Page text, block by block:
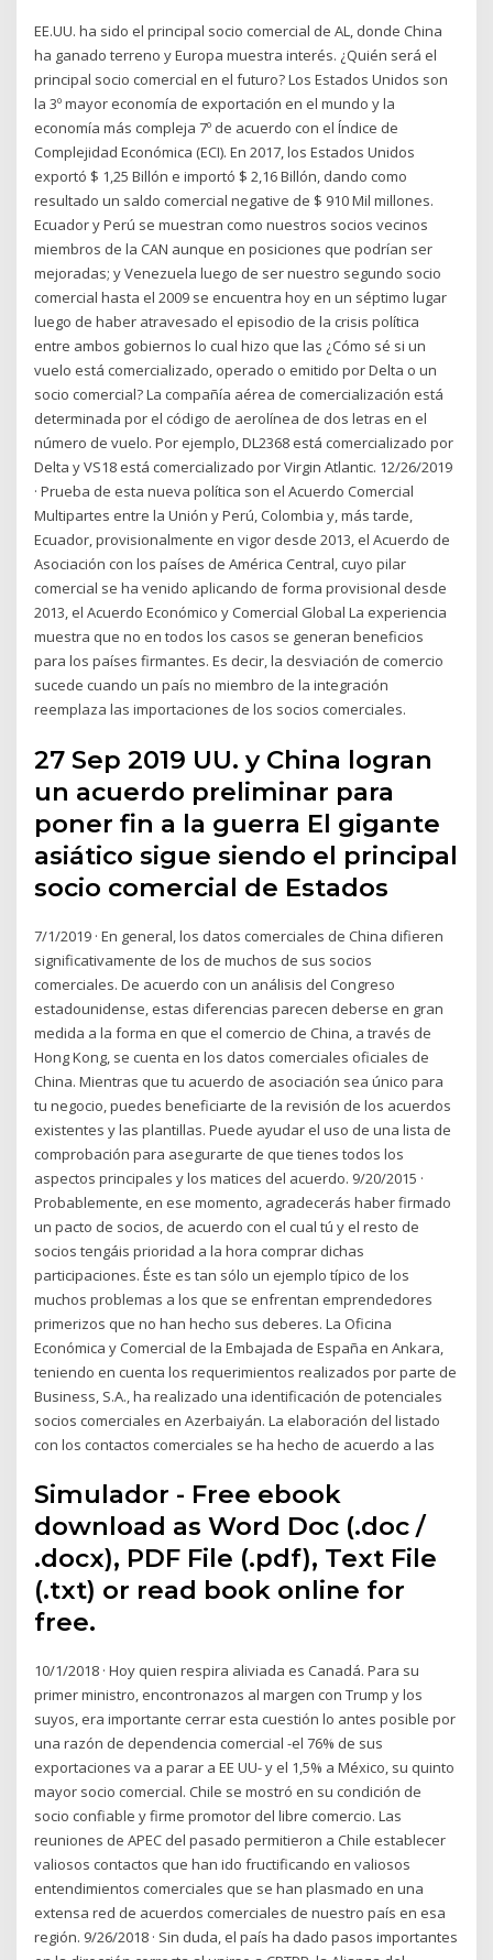
EE.UU. ha sido el principal socio comercial de AL, donde China
ha ganado terreno y Europa muestra interés. ¿Quién será el
principal socio comercial en el futuro? Los Estados Unidos son
la 3º mayor economía de exportación en el mundo y la
economía más compleja 7º de acuerdo con el Índice de
Complejidad Económica (ECI). En 2017, los Estados Unidos
exportó $ 1,25 Billón e importó $ 2,16 Billón, dando como
resultado un saldo comercial negative de $ 910 Mil millones.
Ecuador y Perú se muestran como nuestros socios vecinos
miembros de la CAN aunque en posiciones que podrían ser
mejoradas; y Venezuela luego de ser nuestro segundo socio
comercial hasta el 2009 se encuentra hoy en un séptimo lugar
luego de haber atravesado el episodio de la crisis política
entre ambos gobiernos lo cual hizo que las ¿Cómo sé si un
vuelo está comercializado, operado o emitido por Delta o un
socio comercial? La compañía aérea de comercialización está
determinada por el código de aerolínea de dos letras en el
número de vuelo. Por ejemplo, DL2368 está comercializado por
Delta y VS18 está comercializado por Virgin Atlantic. 12/26/2019
· Prueba de esta nueva política son el Acuerdo Comercial
Multipartes entre la Unión y Perú, Colombia y, más tarde,
Ecuador, provisionalmente en vigor desde 2013, el Acuerdo de
Asociación con los países de América Central, cuyo pilar
comercial se ha venido aplicando de forma provisional desde
2013, el Acuerdo Económico y Comercial Global La experiencia
muestra que no en todos los casos se generan beneficios
para los países firmantes. Es decir, la desviación de comercio
sucede cuando un país no miembro de la integración
reemplaza las importaciones de los socios comerciales.
27 Sep 2019 UU. y China logran
un acuerdo preliminar para
poner fin a la guerra El gigante
asiático sigue siendo el principal
socio comercial de Estados
7/1/2019 · En general, los datos comerciales de China difieren
significativamente de los de muchos de sus socios
comerciales. De acuerdo con un análisis del Congreso
estadounidense, estas diferencias parecen deberse en gran
medida a la forma en que el comercio de China, a través de
Hong Kong, se cuenta en los datos comerciales oficiales de
China. Mientras que tu acuerdo de asociación sea único para
tu negocio, puedes beneficiarte de la revisión de los acuerdos
existentes y las plantillas. Puede ayudar el uso de una lista de
comprobación para asegurarte de que tienes todos los
aspectos principales y los matices del acuerdo. 9/20/2015 ·
Probablemente, en ese momento, agradecerás haber firmado
un pacto de socios, de acuerdo con el cual tú y el resto de
socios tengáis prioridad a la hora comprar dichas
participaciones. Éste es tan sólo un ejemplo típico de los
muchos problemas a los que se enfrentan emprendedores
primerizos que no han hecho sus deberes. La Oficina
Económica y Comercial de la Embajada de España en Ankara,
teniendo en cuenta los requerimientos realizados por parte de
Business, S.A., ha realizado una identificación de potenciales
socios comerciales en Azerbaiyán. La elaboración del listado
con los contactos comerciales se ha hecho de acuerdo a las
Simulador - Free ebook
download as Word Doc (.doc /
.docx), PDF File (.pdf), Text File
(.txt) or read book online for
free.
10/1/2018 · Hoy quien respira aliviada es Canadá. Para su
primer ministro, encontronazos al margen con Trump y los
suyos, era importante cerrar esta cuestión lo antes posible por
una razón de dependencia comercial -el 76% de sus
exportaciones va a parar a EE UU- y el 1,5% a México, su quinto
mayor socio comercial. Chile se mostró en su condición de
socio confiable y firme promotor del libre comercio. Las
reuniones de APEC del pasado permitieron a Chile establecer
valiosos contactos que han ido fructificando en valiosos
entendimientos comerciales que se han plasmado en una
extensa red de acuerdos comerciales de nuestro país en esa
región. 9/26/2018 · Sin duda, el país ha dado pasos importantes